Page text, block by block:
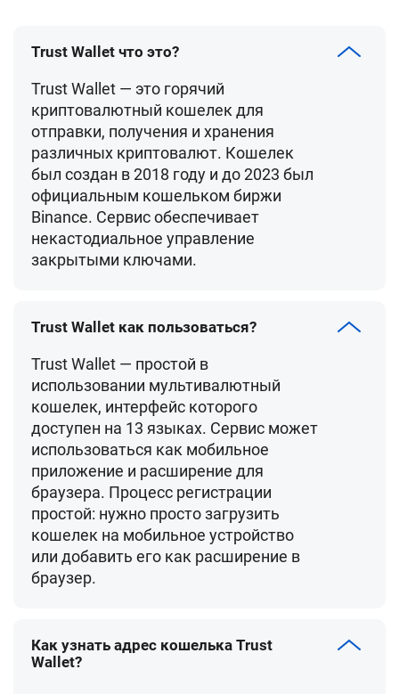
Trust Wallet что это?
Trust Wallet — это горячий
криптовалютный кошелек для
отправки, получения и хранения
различных криптовалют. Кошелек
был создан в 2018 году и до 2023 был
официальным кошельком биржи
Binance. Сервис обеспечивает
некастодиальное управление
закрытыми ключами.
Trust Wallet как пользоваться?
Trust Wallet — простой в
использовании мультивалютный
кошелек, интерфейс которого
доступен на 13 языках. Сервис может
использоваться как мобильное
приложение и расширение для
браузера. Процесс регистрации
простой: нужно просто загрузить
кошелек на мобильное устройство
или добавить его как расширение в
браузер.
Как узнать адрес кошелька Trust
Wallet?